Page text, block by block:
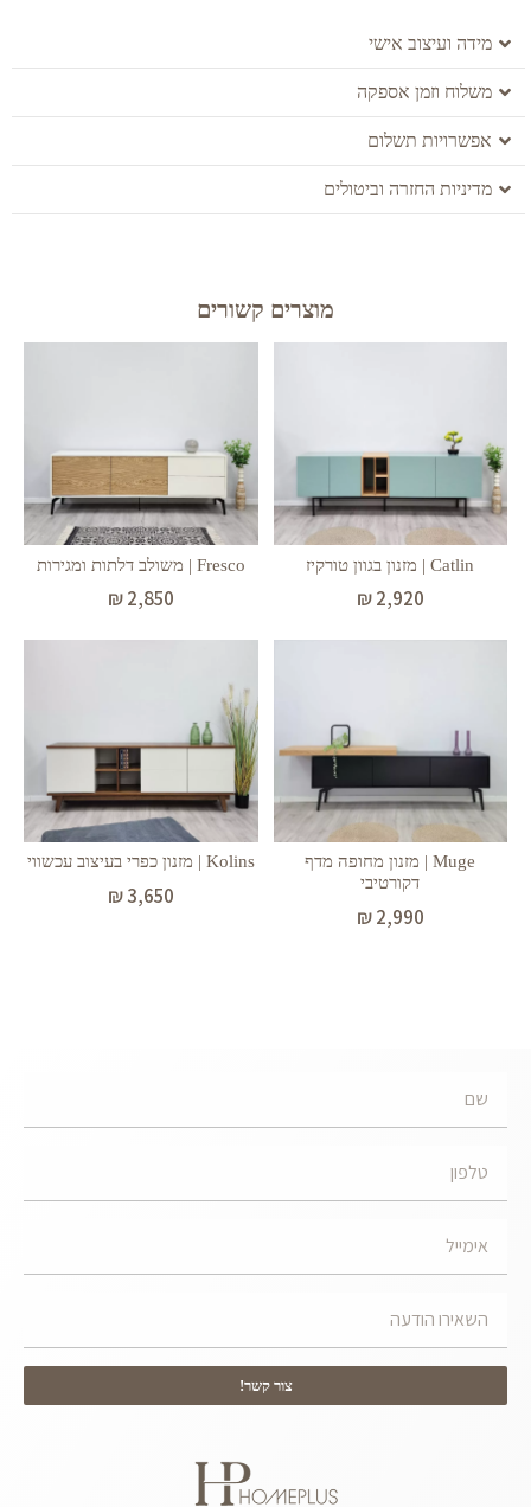
מידה ועיצוב אישי
משלוח וזמן אספקה
אפשרויות תשלום
מדיניות החזרה וביטולים
מוצרים קשורים
Catlin | מזנון בגוון טורקיז
₪2,920
Fresco | משולב דלתות ומגירות
₪2,850
Muge | מזנון מחופה מדף
דקורטיבי
₪2,990
Kolins | מזנון כפרי בעיצוב עכשווי
₪3,650
צור קשר!